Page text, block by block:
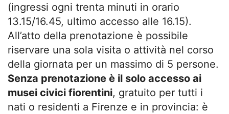
(ingressi ogni trenta minuti in orario
13.15/16.45, ultimo accesso alle 16.15).
All’atto della prenotazione è possibile
riservare una sola visita o attività nel corso
della giornata per un massimo di 5 persone.
Senza prenotazione è il solo accesso ai
musei civici fiorentini, gratuito per tutti i
nati o residenti a Firenze e in provincia: è